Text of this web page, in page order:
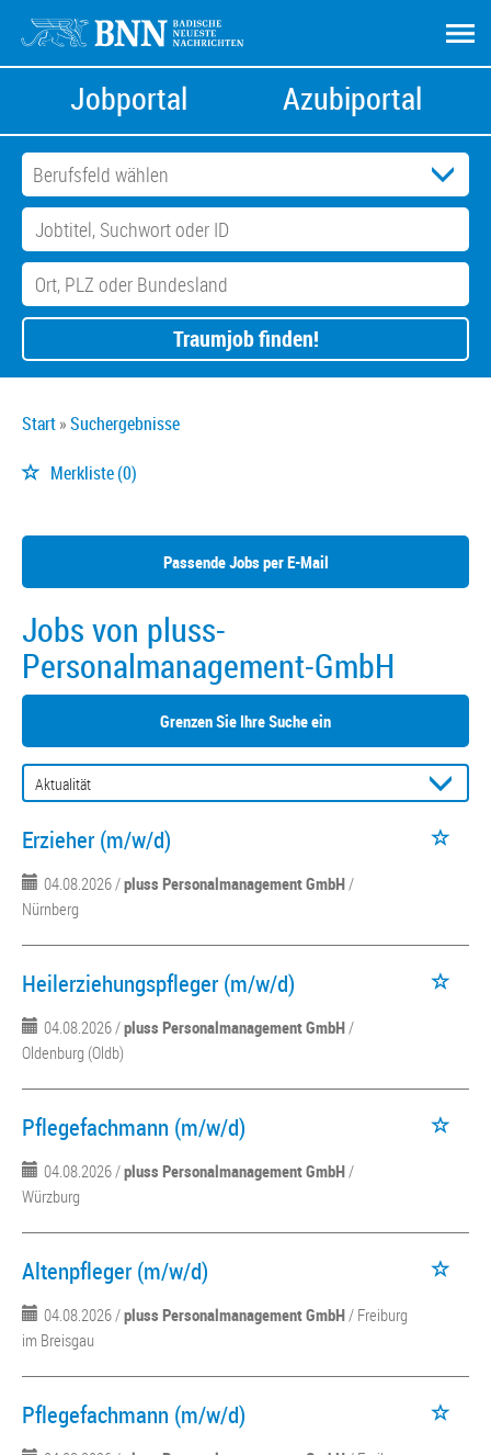
Jobportal Azubiportal
Traumjob finden!
Start Suchergebnisse
Merkliste(0)
Passende Jobs per E-Mail
Jobs von pluss-
Personalmanagement-GmbH
Grenzen Sie Ihre Suche ein
Erzieher (m/w/d)
04.08.2026 /pluss Personalmanagement GmbH/
Nürnberg
Heilerziehungspfleger (m/w/d)
04.08.2026 /pluss Personalmanagement GmbH/
Oldenburg (Oldb)
Pflegefachmann (m/w/d)
04.08.2026 /pluss Personalmanagement GmbH/
Würzburg
Altenpfleger (m/w/d)
04.08.2026 /pluss Personalmanagement GmbH/ Freiburg
im Breisgau
Pflegefachmann (m/w/d)